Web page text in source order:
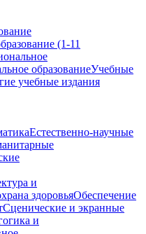
(1-11
образованиеУчебные
учебные издания
Естественно-научные
и
здоровьяОбеспечение
Сценические и экранные
и